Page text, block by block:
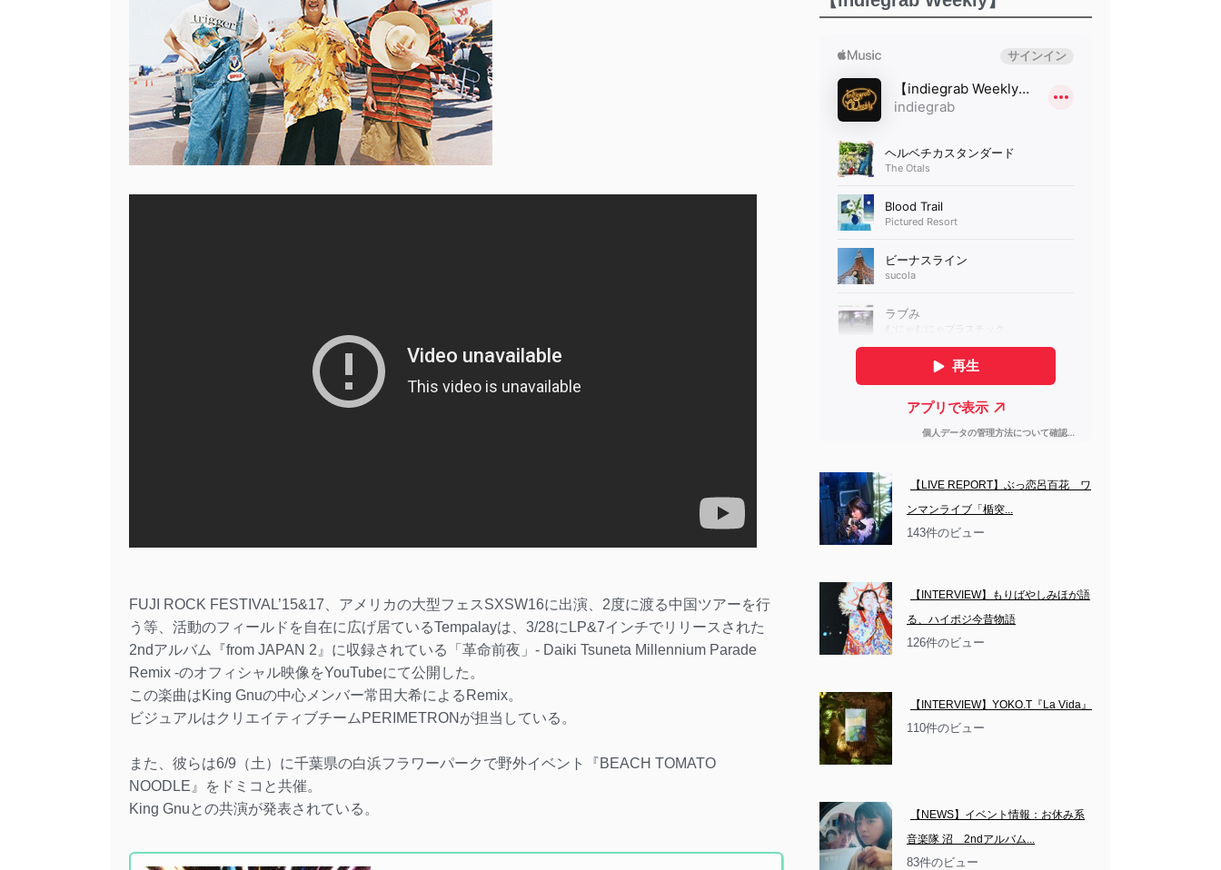
FUJI ROCK FESTIVAL’15&17、アメリカの大型フェスSXSW16に出演、2度に渡る中国ツアーを行
う等、活動のフィールドを自在に広げ居ているTempalayは、3/28にLP&7インチでリリースされた
2ndアルバム『from JAPAN 2』に収録されている「革命前夜」- Daiki Tsuneta Millennium Parade
Remix -のオフィシャル映像をYouTubeにて公開した。
この楽曲はKing Gnuの中心メンバー常田大希によるRemix。
ビジュアルはクリエイティブチームPERIMETRONが担当している。
また、彼らは6/9（土）に千葉県の白浜フラワーパークで野外イベント『BEACH TOMATO
NOODLE』をドミコと共催。
King Gnuとの共演が発表されている。
【LIVE REPORT】ぶっ恋呂百花　ワ
ンマンライブ「楯突...
143件のビュー
【INTERVIEW】もりばやしみほが語
る、ハイポジ今昔物語
126件のビュー
【INTERVIEW】YOKO.T『La Vida』
110件のビュー
【NEWS】イベント情報：お休み系
音楽隊 沼　2ndアルバム...
83件のビュー